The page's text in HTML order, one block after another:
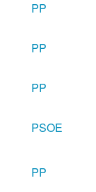
PP
PP
PP
PSOE
PP